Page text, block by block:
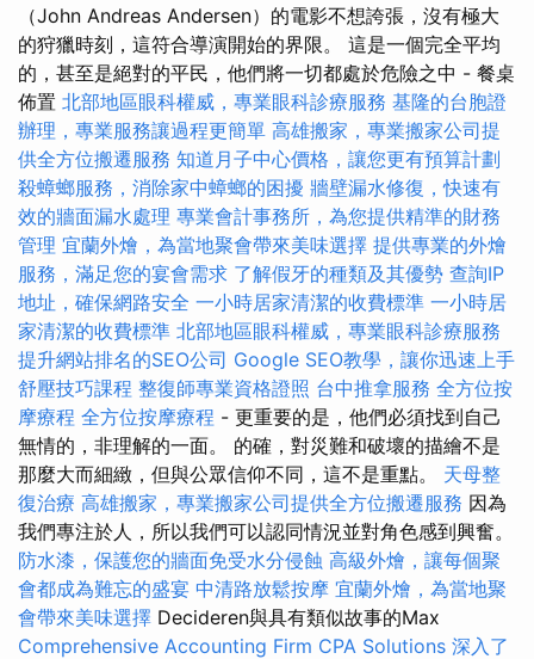
（John Andreas Andersen）的電影不想誇張，沒有極大
的狩獵時刻，這符合導演開始的界限。 這是一個完全平均
的，甚至是絕對的平民，他們將一切都處於危險之中 - 餐桌
佈置 北部地區眼科權威，專業眼科診療服務 基隆的台胞證
辦理，專業服務讓過程更簡單 高雄搬家，專業搬家公司提
供全方位搬遷服務 知道月子中心價格，讓您更有預算計劃
殺蟑螂服務，消除家中蟑螂的困擾 牆壁漏水修復，快速有
效的牆面漏水處理 專業會計事務所，為您提供精準的財務
管理 宜蘭外燴，為當地聚會帶來美味選擇 提供專業的外燴
服務，滿足您的宴會需求 了解假牙的種類及其優勢 查詢IP
地址，確保網路安全 一小時居家清潔的收費標準 一小時居
家清潔的收費標準 北部地區眼科權威，專業眼科診療服務
提升網站排名的SEO公司 Google SEO教學，讓你迅速上手
舒壓技巧課程 整復師專業資格證照 台中推拿服務 全方位按
摩療程 全方位按摩療程 - 更重要的是，他們必須找到自己
無情的，非理解的一面。 的確，對災難和破壞的描繪不是
那麼大而細緻，但與公眾信仰不同，這不是重點。 天母整
復治療 高雄搬家，專業搬家公司提供全方位搬遷服務 因為
我們專注於人，所以我們可以認同情況並對角色感到興奮。
防水漆，保護您的牆面免受水分侵蝕 高級外燴，讓每個聚
會都成為難忘的盛宴 中清路放鬆按摩 宜蘭外燴，為當地聚
會帶來美味選擇 Decideren與具有類似故事的Max
Comprehensive Accounting Firm CPA Solutions 深入了